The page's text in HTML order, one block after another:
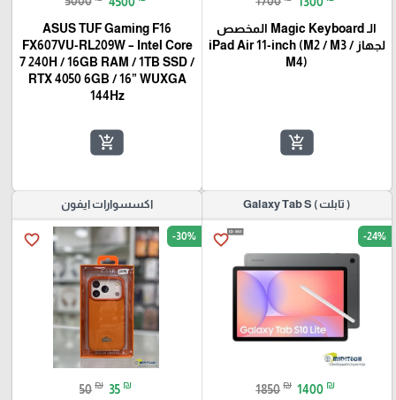
الـ Magic Keyboard المخصص
لجهاز iPad Air 11-inch (M2 / M3 /
M4)
add_shopping_cart
ASUS TUF Gaming F16
FX607VU-RL209W – Intel Core
7 240H / 16GB RAM / 1TB SSD /
RTX 4050 6GB / 16” WUXGA
144Hz
add_shopping_cart
( تابلت ) Galaxy Tab S
favorite_border -24%
1850 ₪ 1400 ₪
اكسسوارات ايفون
favorite_border -30%
50 ₪ 35 ₪